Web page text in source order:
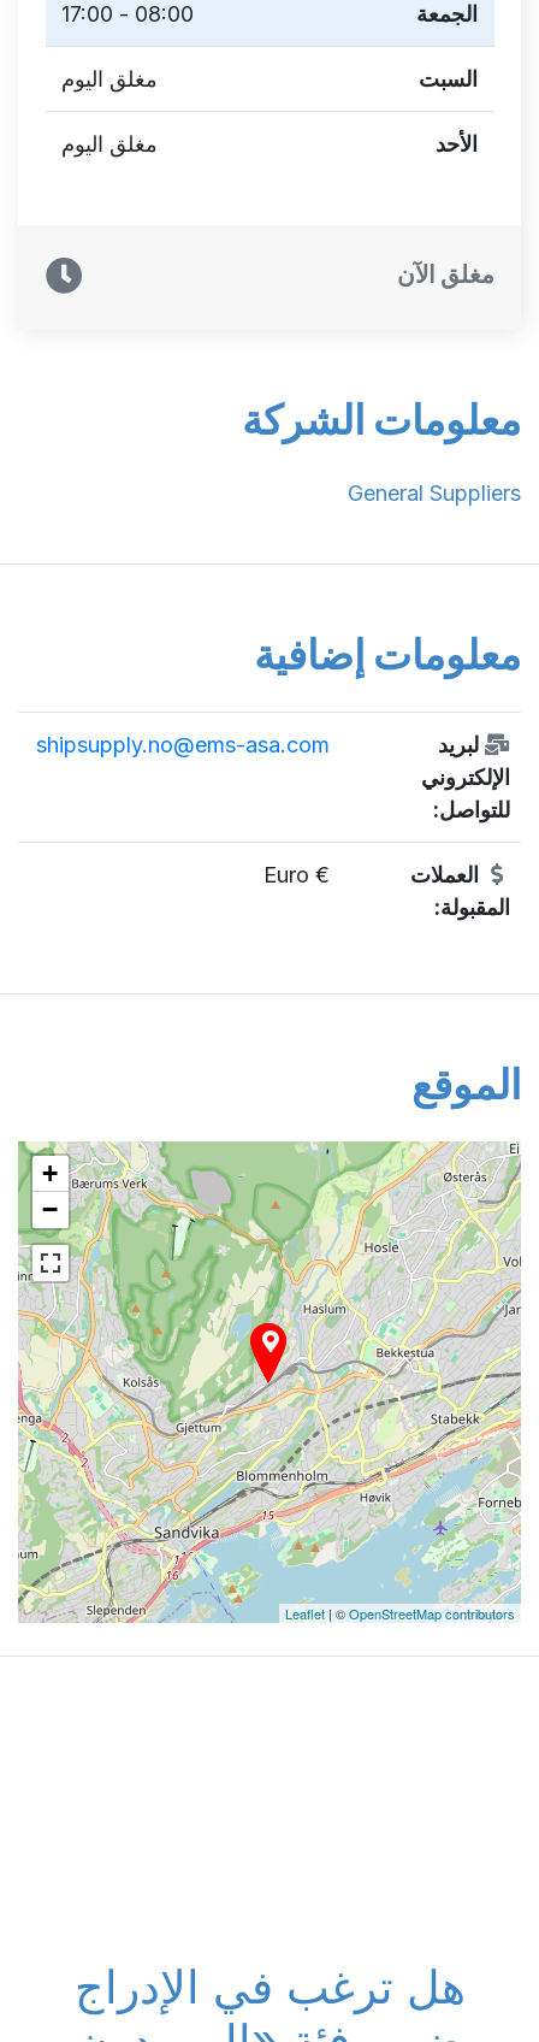
معلومات الشركة
General Suppliers
معلومات إضافية
لبريد
الإلكتروني
للتواصل:
shipsupply.no@ems-asa.com
العملات
المقبولة:
€ Euro
الموقع
+
−
Leaflet | ©OpenStreetMap contributors
الجمعة 08:00 - 17:00
السبت مغلق اليوم
الأحد مغلق اليوم
مغلق الآن
هل ترغب في الإدراج